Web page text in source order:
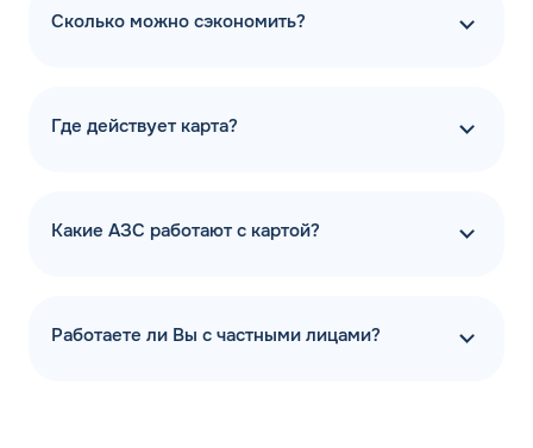
Сколько можно сэкономить?
Где действует карта?
Какие АЗС работают с картой?
Работаете ли Вы с частными лицами?